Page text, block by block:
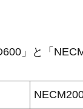
」と「